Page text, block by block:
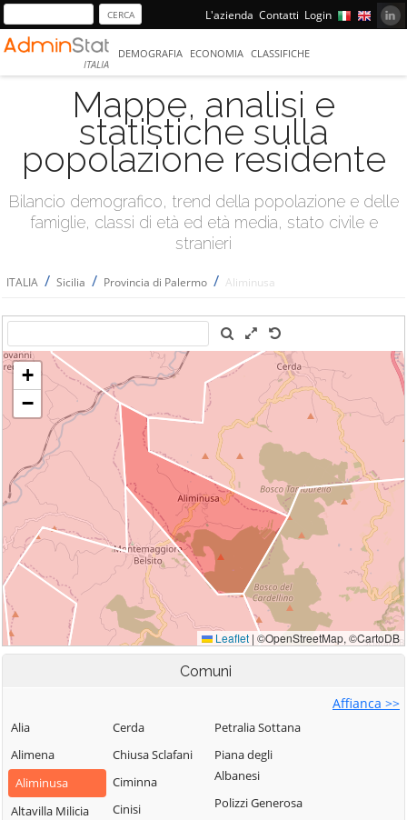
L'azienda Contatti Login
ITALIA
DEMOGRAFIA ECONOMIA CLASSIFICHE
Mappe, analisi e
statistiche sulla
popolazione residente
Bilancio demografico, trend della popolazione e delle
famiglie, classi di età ed età media, stato civile e
stranieri
ITALIA / Sicilia / Provincia di Palermo / Aliminusa
Comuni
Affianca >>
Alia
Alimena
Aliminusa
Altavilla Milicia
Cerda
Chiusa Sclafani
Ciminna
Cinisi
Petralia Sottana
Piana degli
Albanesi
Polizzi Generosa